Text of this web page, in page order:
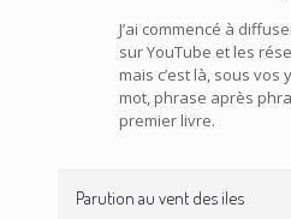
J’ai commencé à
sur YouTube et les
mais c’est là, sous vos
mot, phrase après
premier livre.
Parution au vent des iles